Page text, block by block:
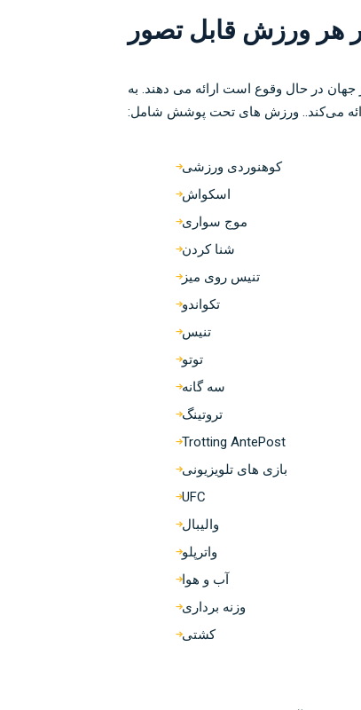
هر ورزش قابل تصور
جهان در حال وقوع است ارائه می دهند. به
ارائه می‌کند.. ورزش های تحت پوشش شامل:
کوهنوردی ورزشی
اسکواش
موج سواری
شنا كردن
تنیس روی میز
تکواندو
تنیس
توتو
سه گانه
تروتینگ
Trotting AntePost
بازی های تلویزیونی
UFC
والیبال
واترپلو
آب و هوا
وزنه برداری
کشتی